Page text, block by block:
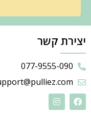
יצירת קשר
077-9555-090